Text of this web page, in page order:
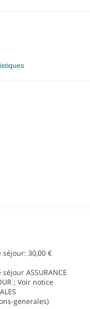
30,00 €
séjour ASSURANCE
; Voir notice
generales)